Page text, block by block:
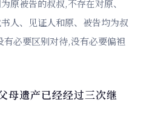
原被告的叔叔,不存在对原、
人、见证人和原、被告均为叔
有必要区别对待,没有必要偏袒
母遗产已经经过三次继